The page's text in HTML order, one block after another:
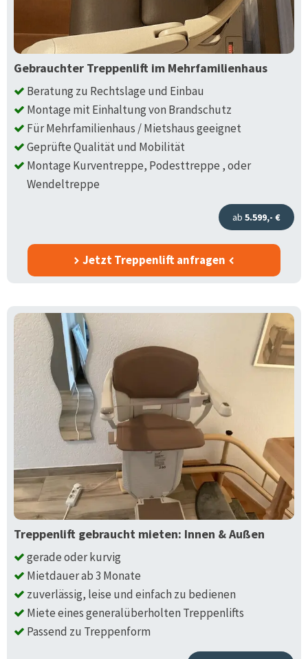
Gebrauchter Treppenlift im Mehrfamilienhaus
Beratung zu Rechtslage und Einbau
Montage mit Einhaltung von Brandschutz
Für Mehrfamilienhaus / Mietshaus geeignet
Geprüfte Qualität und Mobilität
Montage Kurventreppe, Podesttreppe , oder
Wendeltreppe
ab 5.599,- €
Jetzt Treppenlift anfragen
Treppenlift gebraucht mieten: Innen & Außen
gerade oder kurvig
Mietdauer ab 3 Monate
zuverlässig, leise und einfach zu bedienen
Miete eines generalüberholten Treppenlifts
Passend zu Treppenform